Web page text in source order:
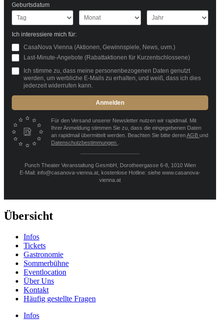
Geburtsdatum
Ich interessiere mich für:
CasaNova Vienna (Aktionen, Gewinnspiele, News, uvm.)
Last-Minute-Angebote (Rabattaktionen für Kurzentschlossene)
Ich stimme zu, dass meine personenbezogenen Daten genutzt
werden, um werbliche E-Mails zu erhalten, und weiß, dass ich dies
jederzeit widerrufen kann.
Anmelden
Für den Versand unserer Newsletter nutzen wir rapidmail. Mit
Ihrer Anmeldung stimmen Sie zu, dass die eingegebenen Daten
an rapidmail übermittelt werden. Beachten Sie bitte derenAGB und
Datenschutzbestimmungen
Punch Theater Veranstaltung GesmbH, Dorotheergasse 6-8, 1010 Wien
E-Mail: info@casanova-vienna.at, kostenlose Hotline: siehe www.casanova-
vienna.at
Übersicht
Infos
Tickets
Gastronomie
Sommerbühne
Eventlocation
Über Uns
Kontakt
Häufig gestellte Fragen
Infos